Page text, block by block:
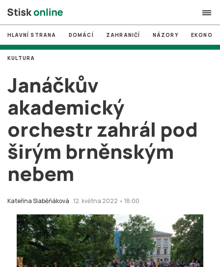
search
# MUNI
Brno
# volby
login PŘIHLÁSIT SE
Zapomněli jste heslo?
Založit nový účet
HLAVNÍ STRANA DOMÁCÍ ZAHRANIČÍ NÁZORY
Janáčkův
akademický
orchestr zahrál pod
širým brněnským
nebem
Kateřina Slaběňáková 12. května 2022 • 18:00
KULTURA